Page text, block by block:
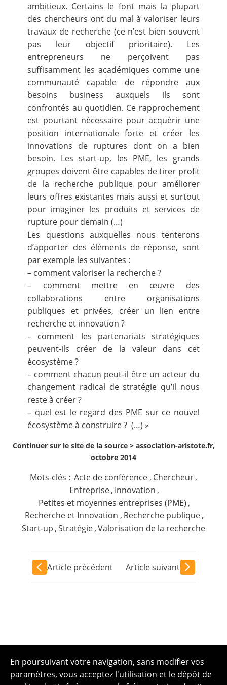
ambitieux. Certains le font mais la plupart
des chercheurs ont du mal à valoriser leurs
travaux de recherche (ce n’est bien souvent
pas leur objectif prioritaire). Les
entrepreneurs ne perçoivent pas
suffisamment les académiques comme une
communauté capable de répondre aux
besoins business auxquels ils sont
confrontés au quotidien. Ce rapprochement
est pourtant nécessaire pour acquérir une
position internationale forte et créer les
innovations de ruptures dont on a bien
besoin. Les start-up, les PME, les grands
groupes doivent être capables de tirer profit
de la recherche publique pour améliorer
leurs offres existantes mais aussi et surtout
pour imaginer les produits et services de
rupture pour demain (…)
Les questions auxquelles nous tenterons
d’apporter des éléments de réponse, sont
par exemple les suivantes :
– comment valoriser la recherche ?
– comment mettre en œuvre des
collaborations entre organisations
publiques et privées, créer un lien entre
recherche et innovation ?
– comment les partenariats stratégiques
peuvent-ils créer de la valeur dans cet
écosystème ?
– comment chacun peut-il être un acteur du
changement radical de stratégie qu’il nous
reste à créer ?
– quel est le regard des PME sur ce nouvel
écosystème à construire ? (…) »
Continuer sur le site de la source > association-aristote.fr,
octobre 2014
Mots-clés : Acte de conférence , Chercheur,
Entreprise, Innovation ,
Petites et moyennes entreprises (PME) ,
Recherche et Innovation , Recherche publique,
Start-up ,Stratégie,Valorisation de la recherche
Article précédent Article suivant
En poursuivant votre navigation, sans modifier vos
paramètres, vous acceptez l'utilisation et le dépôt de